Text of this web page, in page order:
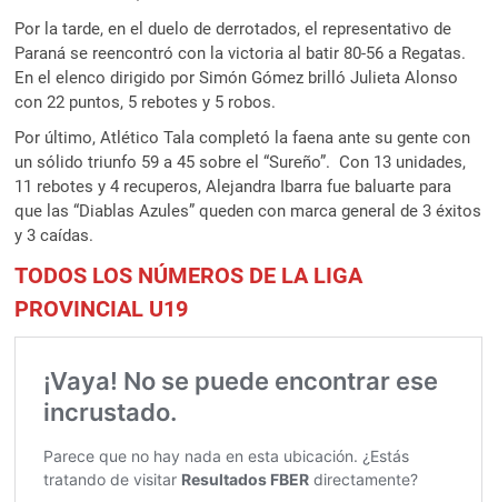
Por la tarde, en el duelo de derrotados, el representativo de
Paraná se reencontró con la victoria al batir 80-56 a Regatas.
En el elenco dirigido por Simón Gómez brilló Julieta Alonso
con 22 puntos, 5 rebotes y 5 robos.
Por último, Atlético Tala completó la faena ante su gente con
un sólido triunfo 59 a 45 sobre el “Sureño”. Con 13 unidades,
11 rebotes y 4 recuperos, Alejandra Ibarra fue baluarte para
que las “Diablas Azules” queden con marca general de 3 éxitos
y 3 caídas.
TODOS LOS NÚMEROS DE LA LIGA
PROVINCIAL U19